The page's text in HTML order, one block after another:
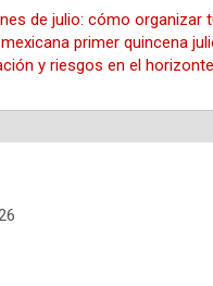
de julio: cómo organizar
primer quincena
y riesgos en el horizonte